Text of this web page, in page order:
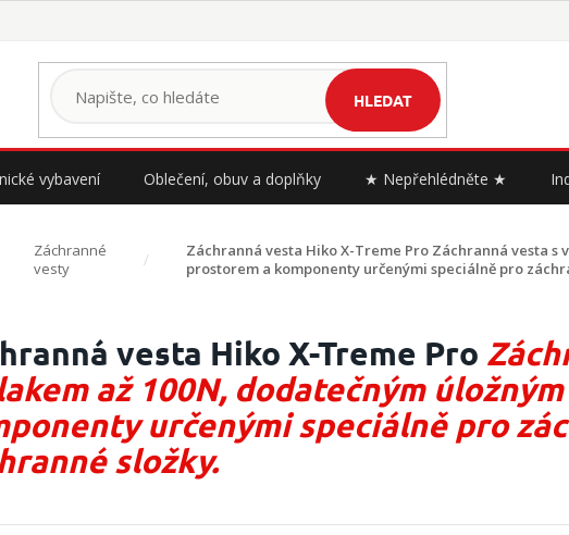
HLEDAT
vybavení Oblečení, obuv a doplňky ★ Nepřehlédněte ★
Záchranné
vesty
Záchranná vesta Hiko X-Treme Pro Záchranná vesta s
prostorem a komponenty určenými speciálně pro
vesta Hiko X-Treme Pro
až 100N, dodatečným
určenými speciálně pro
složky.